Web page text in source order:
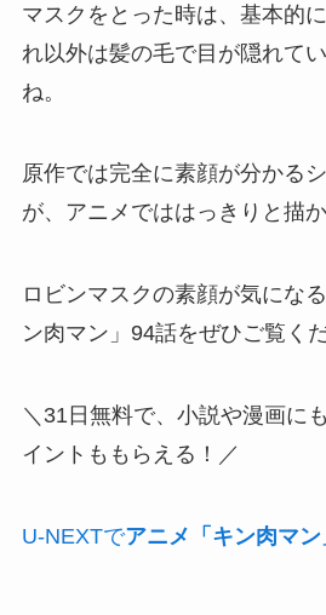
マスクをとった時は、基本的に
れ以外は髪の毛で目が隠れて
ね。
原作では完全に素顔が分かる
が、アニメでははっきりと描か
ロビンマスクの素顔が気になる
ン肉マン」94話をぜひご覧く
＼31日無料で、小説や漫画に
イントももらえる！／
U-NEXTでアニメ「キン肉マン